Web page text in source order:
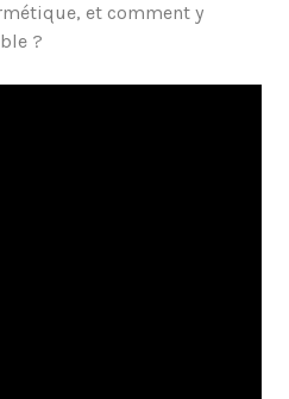
et comment y
?